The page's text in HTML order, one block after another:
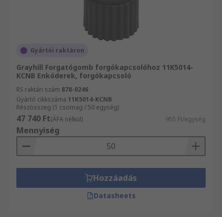
Gyártói raktáron
Grayhill Forgatógomb forgókapcsolóhoz 11K5014-
KCNB Enkóderek, forgókapcsoló
RS raktári szám 878-0246
Gyártó cikkszáma 11K5014-KCNB
Részösszeg (1 csomag / 50 egység)
47 740 Ft(ÁFA nélkül) 955 Ft/egység
Mennyiség
Hozzáadás
Datasheets